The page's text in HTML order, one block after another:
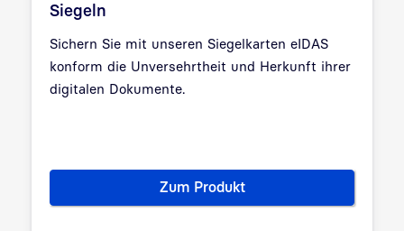
Siegeln
Sichern Sie mit unseren Siegelkarten eIDAS
konform die Unversehrtheit und Herkunft ihrer
digitalen Dokumente.
Zum ProduktSiegelkarten: Qualifiziert